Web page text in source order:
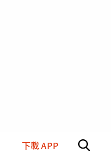
下載 APP